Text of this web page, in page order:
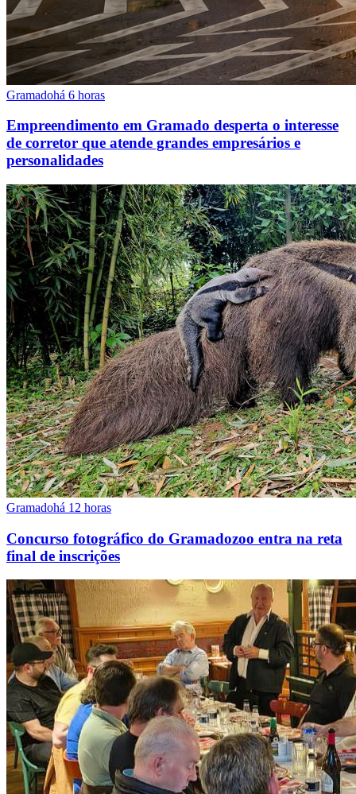
Gramadohá 6 horas
Empreendimento em Gramado desperta o interesse
de corretor que atende grandes empresários e
personalidades
Gramadohá 12 horas
Concurso fotográfico do Gramadozoo entra na reta
final de inscrições